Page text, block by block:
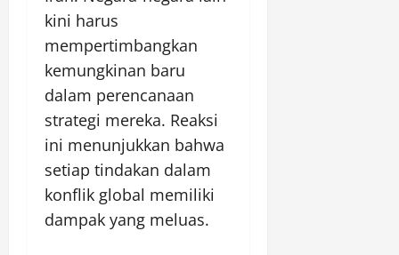
kini harus
mempertimbangkan
kemungkinan baru
dalam perencanaan
strategi mereka. Reaksi
ini menunjukkan bahwa
setiap tindakan dalam
konflik global memiliki
dampak yang meluas.